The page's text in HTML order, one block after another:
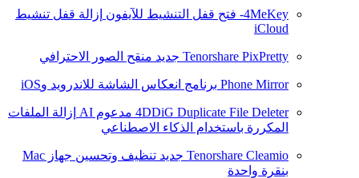
4MeKey- فتح قفل التنشيط للآيفون
إزالة قفل تنشيط
iCloud
Tenorshare PixPretty جديد منقح الصور الاحترافي
Phone Mirror برنامج انعكاس الشاشة للاندرويد وiOS
4DDiG Duplicate File Deleter مدعوم AI
إزالة الملفات
المكررة باستخدام الذكاء الاصطناعي
Tenorshare Cleamio جديد
تنظيف وتحسين جهاز Mac
بنقرة واحدة